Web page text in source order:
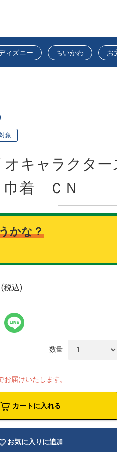
ィズニー ちいかわ お
象
オキャラクタ
着 ＣＮ
かな？
(税込)
数量
お届けいたします。
カートに入れる
お気に入りに追加